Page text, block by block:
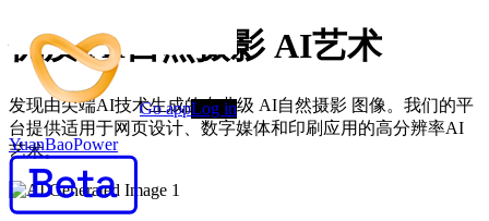
YuanBaoPower
Go appLog in
优质 AI自然摄影 AI艺术
发现由尖端AI技术生成的专业级 AI自然摄影 图像。我们的平
台提供适用于网页设计、数字媒体和印刷应用的高分辨率AI
艺术。